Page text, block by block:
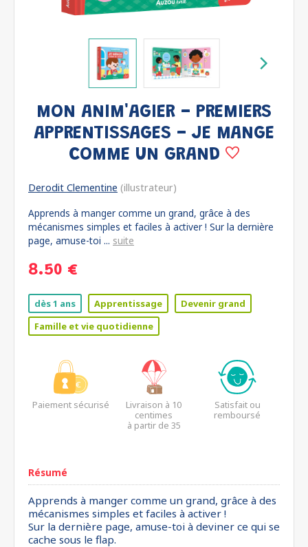
MON ANIM'AGIER - PREMIERS
APPRENTISSAGES - JE MANGE
COMME UN GRAND
Derodit Clementine (illustrateur)
Apprends à manger comme un grand, grâce à des
mécanismes simples et faciles à activer ! Sur la dernière
page, amuse-toi ... suite
8.50 €
dès 1 ans Apprentissage
Devenir grand
Famille et vie quotidienne
Paiement sécurisé
Livraison à 10
centimes
à partir de 35
Satisfait ou
remboursé
Résumé
Apprends à manger comme un grand, grâce à des
mécanismes simples et faciles à activer !
Sur la dernière page, amuse-toi à deviner ce qui se
cache sous le flap.